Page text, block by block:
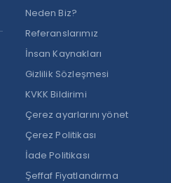
Neden Biz?
Referanslarımız
İnsan Kaynakları
Gizlilik Sözleşmesi
KVKK Bildirimi
Çerez ayarlarını yönet
Çerez Politikası
İade Politikası
Şeffaf Fiyatlandırma